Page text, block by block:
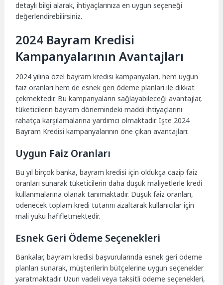
detaylı bilgi alarak, ihtiyaçlarınıza en uygun seçeneği
değerlendirebilirsiniz.
2024 Bayram Kredisi
Kampanyalarının Avantajları
2024 yılına özel bayram kredisi kampanyaları, hem uygun
faiz oranları hem de esnek geri ödeme planları ile dikkat
çekmektedir. Bu kampanyaların sağlayabileceği avantajlar,
tüketicilerin bayram dönemindeki maddi ihtiyaçlarını
rahatça karşılamalarına yardımcı olmaktadır. İşte 2024
Bayram Kredisi kampanyalarının öne çıkan avantajları:
Uygun Faiz Oranları
Bu yıl birçok banka, bayram kredisi için oldukça cazip faiz
oranları sunarak tüketicilerin daha düşük maliyetlerle kredi
kullanmalarına olanak tanımaktadır. Düşük faiz oranları,
ödenecek toplam kredi tutarını azaltarak kullanıcılar için
mali yükü hafifletmektedir.
Esnek Geri Ödeme Seçenekleri
Bankalar, bayram kredisi başvurularında esnek geri ödeme
planları sunarak, müşterilerin bütçelerine uygun seçenekler
yaratmaktadır. Uzun vadeli veya taksitli ödeme seçenekleri,